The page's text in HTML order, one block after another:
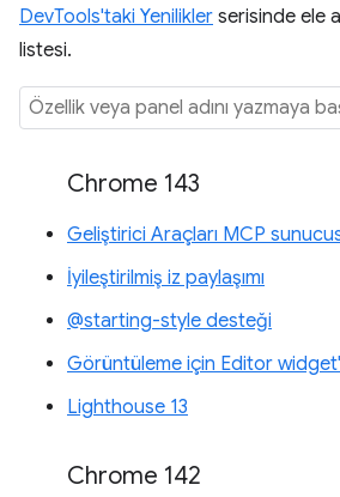
DevTools'taki Yenilikler serisinde ele
listesi.
Chrome 143
Geliştirici Araçları MCP
İyileştirilmiş iz paylaşımı
@starting-style desteği
Görüntüleme için Editor
Lighthouse 13
Chrome 142